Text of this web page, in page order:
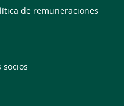
de remuneraciones